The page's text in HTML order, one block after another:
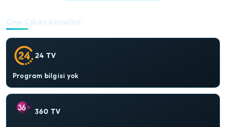
Öne Çıkan Kanallar
24 TV
Program bilgisi yok
360 TV